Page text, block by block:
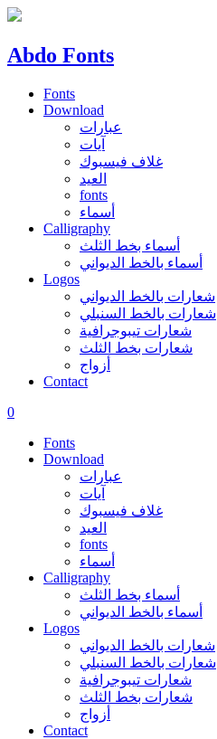
Abdo Fonts
Fonts
Download
عبارات
آيات
غلاف فيسبوك
العيد
fonts
أسماء
Calligraphy
أسماء بخط الثلث
أسماء بالخط الديواني
Logos
شعارات بالخط الديواني
شعارات بالخط السنبلي
شعارات تيبوجرافية
شعارات بخط الثلث
أزواج
Contact
0
Fonts
Download
عبارات
آيات
غلاف فيسبوك
العيد
fonts
أسماء
Calligraphy
أسماء بخط الثلث
أسماء بالخط الديواني
Logos
شعارات بالخط الديواني
شعارات بالخط السنبلي
شعارات تيبوجرافية
شعارات بخط الثلث
أزواج
Contact